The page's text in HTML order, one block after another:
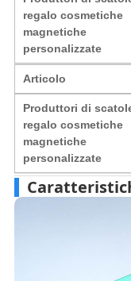
regalo cosmetiche
magnetiche
personalizzate
Articolo
Produttori di
regalo cosmetiche
magnetiche
personalizzate